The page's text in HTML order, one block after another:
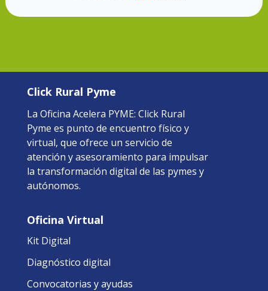
Click Rural Pyme
La Oficina Acelera PYME: Click Rural
Pyme es punto de encuentro físico y
virtual, que ofrece un servicio de
atención y asesoramiento para impulsar
la transformación digital de las pymes y
autónomos.
Oficina Virtual
Kit Digital
Diagnóstico digital
Convocatorias y ayudas